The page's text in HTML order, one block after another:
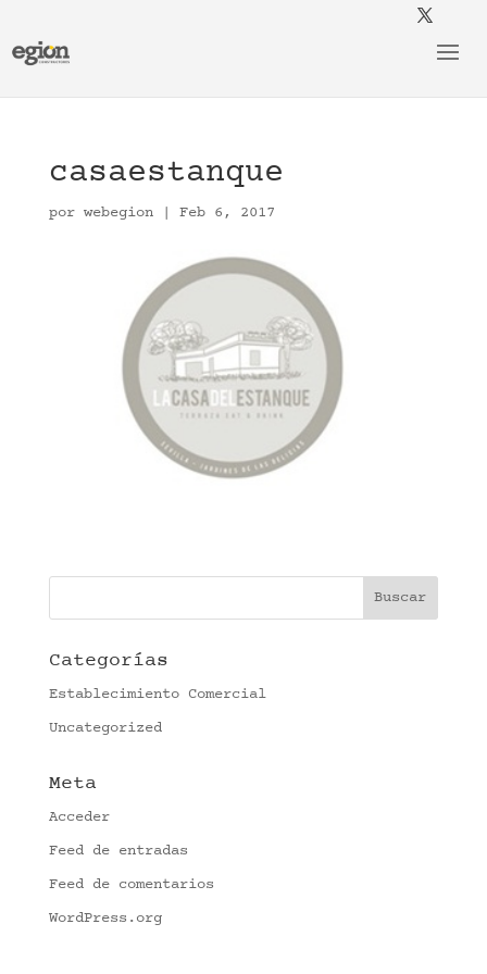
casaestanque
por webegion| Feb 6, 2017
Categorías
Establecimiento Comercial
Uncategorized
Meta
Acceder
Feed de entradas
Feed de comentarios
WordPress.org